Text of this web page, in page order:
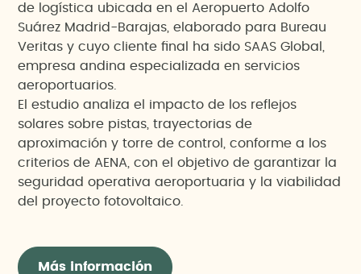
de logística ubicada en el Aeropuerto Adolfo
Suárez Madrid-Barajas, elaborado para Bureau
Veritas y cuyo cliente final ha sido SAAS Global,
empresa andina especializada en servicios
aeroportuarios.
El estudio analiza el impacto de los reflejos
solares sobre pistas, trayectorias de
aproximación y torre de control, conforme a los
criterios de AENA, con el objetivo de garantizar la
seguridad operativa aeroportuaria y la viabilidad
del proyecto fotovoltaico.
Más información